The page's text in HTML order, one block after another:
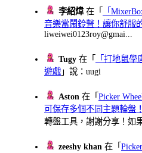
李紹煒在「
「
音樂當鬧鈴聲！讓你舒服
liweiwei0123roy@gmai...
Tugy 在「
「打地鼠
遊戲 」說：uugi
Aston 在「Picker
可保存多個不同主題輪盤！
轉盤工具，謝謝分享！如
zeeshy khan 在「